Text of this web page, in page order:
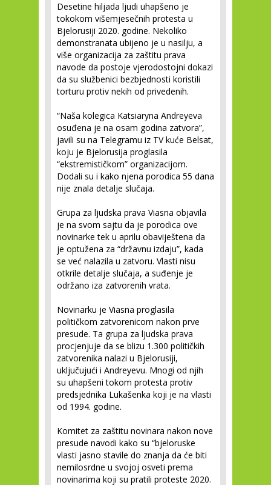
Desetine hiljada ljudi uhapšeno je
tokokom višemjesečnih protesta u
Bjelorusiji 2020. godine. Nekoliko
demonstranata ubijeno je u nasilju, a
više organizacija za zaštitu prava
navode da postoje vjerodostojni dokazi
da su službenici bezbjednosti koristili
torturu protiv nekih od privedenih.
“Naša kolegica Katsiaryna Andreyeva
osuđena je na osam godina zatvora”,
javili su na Telegramu iz TV kuće Belsat,
koju je Bjelorusija proglasila
“ekstremističkom” organizacijom.
Dodali su i kako njena porodica 55 dana
nije znala detalje slučaja.
Grupa za ljudska prava Viasna objavila
je na svom sajtu da je porodica ove
novinarke tek u aprilu obaviještena da
je optužena za “državnu izdaju”, kada
se već nalazila u zatvoru. Vlasti nisu
otkrile detalje slučaja, a suđenje je
održano iza zatvorenih vrata.
Novinarku je Viasna proglasila
političkom zatvorenicom nakon prve
presude. Ta grupa za ljudska prava
procjenjuje da se blizu 1.300 političkih
zatvorenika nalazi u Bjelorusiji,
uključujući i Andreyevu. Mnogi od njih
su uhapšeni tokom protesta protiv
predsjednika Lukašenka koji je na vlasti
od 1994. godine.
Komitet za zaštitu novinara nakon nove
presude navodi kako su “bjeloruske
vlasti jasno stavile do znanja da će biti
nemilosrdne u svojoj osveti prema
novinarima koji su pratili proteste 2020.